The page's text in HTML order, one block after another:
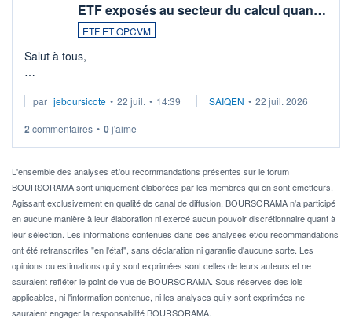
ETF exposés au secteur du calcul quan…
ETF ET OPCVM
Salut à tous,
via un ETF plutôt que des actions individuelles.
Idéalement, je voudrais qu'il soit éligible au PEA.
Pour l' ...
par jeboursicote • 22 juil. • 14:39 SAIQEN • 22 juil. 2026
2 commentaires • 0j'aime
L'ensemble des analyses et/ou recommandations présentes sur le forum
BOURSORAMA sont uniquement élaborées par les membres qui en sont émetteurs.
Agissant exclusivement en qualité de canal de diffusion, BOURSORAMA n'a participé
en aucune manière à leur élaboration ni exercé aucun pouvoir discrétionnaire quant à
leur sélection. Les informations contenues dans ces analyses et/ou recommandations
ont été retranscrites "en l'état", sans déclaration ni garantie d'aucune sorte. Les
opinions ou estimations qui y sont exprimées sont celles de leurs auteurs et ne
sauraient refléter le point de vue de BOURSORAMA. Sous réserves des lois
applicables, ni l'information contenue, ni les analyses qui y sont exprimées ne
sauraient engager la responsabilité BOURSORAMA.